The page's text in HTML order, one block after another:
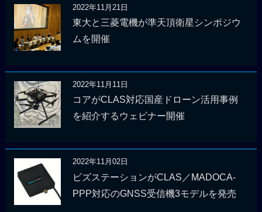
2022年11月21日
東大と三菱電機が準天頂衛星シンポジウ
ムを開催
2022年11月11日
コアがCLAS対応国産ドローン活用事例
を紹介するウェビナー開催
2022年11月02日
ビズステーションがCLAS／MADOCA-
PPP対応のGNSS受信機3モデルを発売